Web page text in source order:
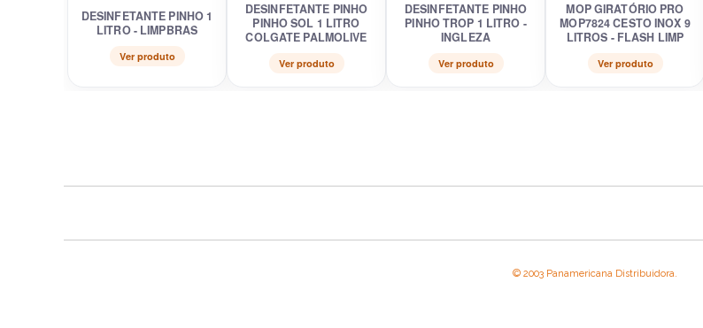
DESINFETANTE PINHO 1
LITRO - LIMPBRAS
Ver produto
DESINFETANTE PINHO
PINHO SOL 1 LITRO
COLGATE PALMOLIVE
Ver produto
DESINFETANTE PINHO
PINHO TROP 1 LITRO -
INGLEZA
Ver produto
MOP GIRATÓRIO PRO
MOP7824 CESTO INOX 9
LITROS - FLASH LIMP
Ver produto
© 2003 Panamericana Distribuidora.